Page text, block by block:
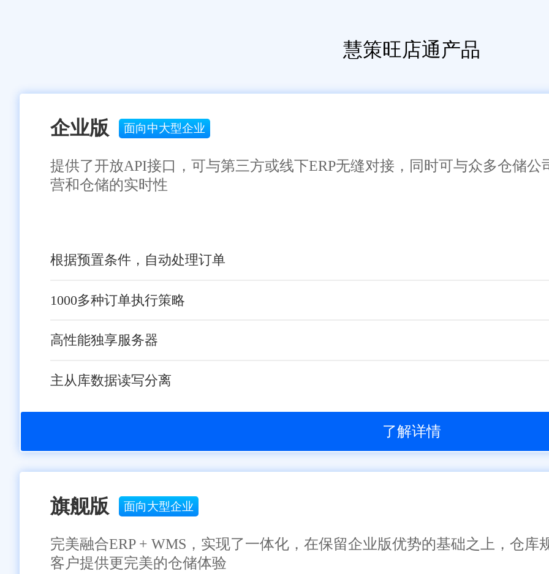
慧策旺店通产品
企业版 面向中大型企业
提供了开放API接口，可与第三方或线下ERP无缝对接，同时可与众多仓储
营和仓储的实时性
根据预置条件，自动处理订单
1000多种订单执行策略
高性能独享服务器
主从库数据读写分离
了解详情
旗舰版 面向大型企业
完美融合ERP + WMS，实现了一体化，在保留企业版优势的基础之上，仓库
客户提供更完美的仓储体验